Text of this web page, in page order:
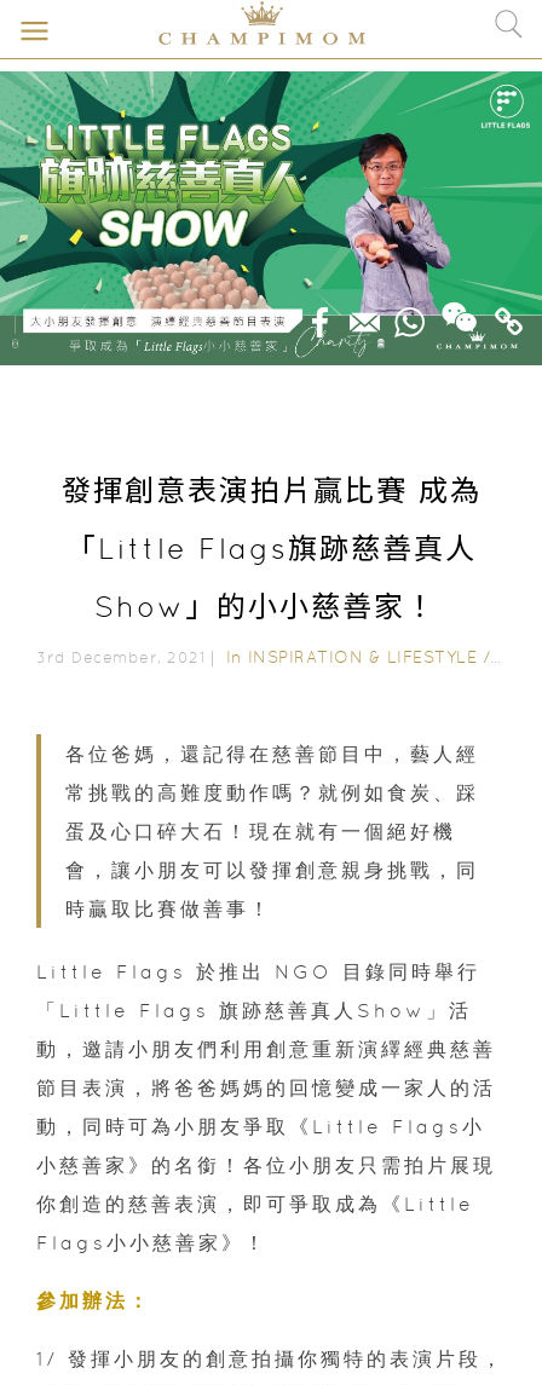
發揮創意表演拍片贏比賽 成為
「Little Flags旗跡慈善真人
Show」的小小慈善家！
3rd December, 2021｜ In INSPIRATION & LIFESTYLE /
各位爸媽，還記得在慈善節目中，藝人經
常挑戰的高難度動作嗎？就例如食炭、踩
蛋及心口碎大石！現在就有一個絕好機
會，讓小朋友可以發揮創意親身挑戰，同
時贏取比賽做善事！
Little Flags 於推出 NGO 目錄同時舉行
「Little Flags 旗跡慈善真人Show」活
動，邀請小朋友們利用創意重新演繹經典慈善
節目表演，將爸爸媽媽的回憶變成一家人的活
動，同時可為小朋友爭取《Little Flags小
小慈善家》的名銜！各位小朋友只需拍片展現
你創造的慈善表演，即可爭取成為《Little
Flags小小慈善家》！
參加辦法：
1/ 發揮小朋友的創意拍攝你獨特的表演片段，